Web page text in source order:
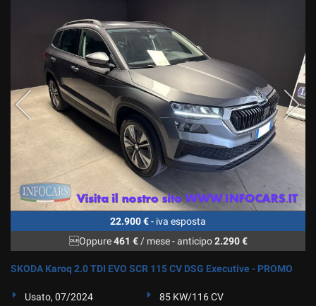
22.900 €- iva esposta
Oppure461 €/ mese-anticipo2.290 €
SKODA Karoq 2.0 TDI EVO SCR 115 CV DSG Executive - PROMO
Usato, 07/2024
85 KW/116 CV